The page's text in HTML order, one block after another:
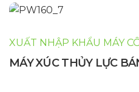
XUẤT NHẬP KHẨU MÁY
MÁY XÚC THỦY LỰC